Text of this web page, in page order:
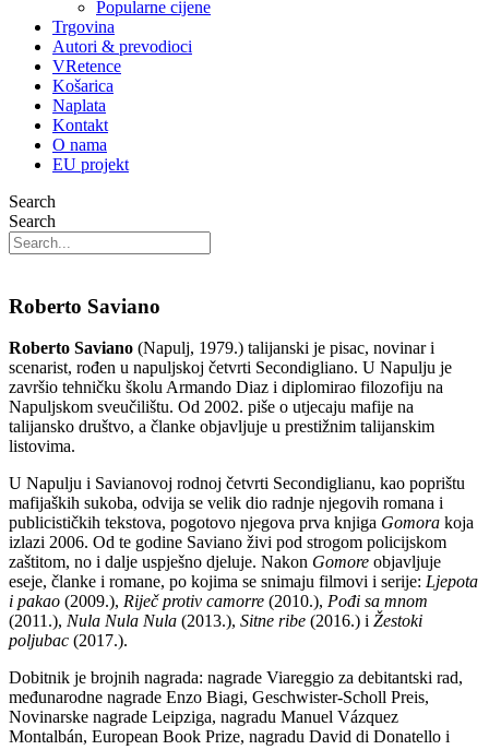
Popularne cijene
Trgovina
Autori & prevodioci
VRetence
Košarica
Naplata
Kontakt
O nama
EU projekt
Search
Search
Roberto Saviano
Roberto Saviano (Napulj, 1979.) talijanski je pisac, novinar i
scenarist, rođen u napuljskoj četvrti Secondigliano. U Napulju je
završio tehničku školu Armando Diaz i diplomirao filozofiju na
Napuljskom sveučilištu. Od 2002. piše o utjecaju mafije na
talijansko društvo, a članke objavljuje u prestižnim talijanskim
listovima.
U Napulju i Savianovoj rodnoj četvrti Secondiglianu, kao poprištu
mafijaških sukoba, odvija se velik dio radnje njegovih romana i
publicističkih tekstova, pogotovo njegova prva knjiga Gomora koja
izlazi 2006. Od te godine Saviano živi pod strogom policijskom
zaštitom, no i dalje uspješno djeluje. Nakon Gomore objavljuje
eseje, članke i romane, po kojima se snimaju filmovi i serije: Ljepota
i pakao (2009.), Riječ protiv camorre (2010.), Pođi sa mnom
(2011.), Nula Nula Nula (2013.), Sitne ribe (2016.) i Žestoki
poljubac (2017.).
Dobitnik je brojnih nagrada: nagrade Viareggio za debitantski rad,
međunarodne nagrade Enzo Biagi, Geschwister-Scholl Preis,
Novinarske nagrade Leipziga, nagradu Manuel Vázquez
Montalbán, European Book Prize, nagradu David di Donatello i